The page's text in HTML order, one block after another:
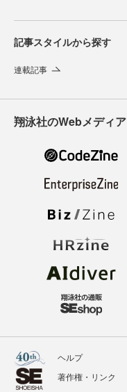
記事スタイルから探す
連載記事
翔泳社のWebメディア
ヘルプ
著作権・リンク